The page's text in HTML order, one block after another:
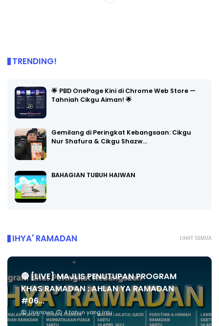
TRENDING!
🌟 PBD OnePage Kini di Chrome Web Store —
Tahniah Cikgu Aiman! 🌟
Gemilang di Peringkat Kebangsaan: Cikgu
Nur Shafura & Cikgu Shazw…
BAHAGIAN TUBUH HAIWAN
LIHAT SEMUA
IHYA' RAMADAN
🔴 [LIVE] MAJLIS PENUTUPAN PROGRAM
KHAS RAMADAN : AHLAN YA RAMADAN
#06...
Unknown 4 tahun yang lalu